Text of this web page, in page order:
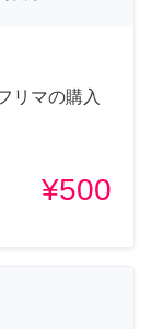
リマの購入
¥500